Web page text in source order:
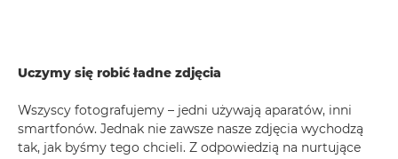
Uczymy się robić ładne zdjęcia
Wszyscy fotografujemy – jedni używają aparatów, inni
smartfonów. Jednak nie zawsze nasze zdjęcia wychodzą
tak, jak byśmy tego chcieli. Z odpowiedzią na nurtujące